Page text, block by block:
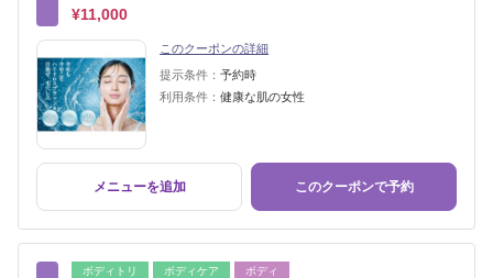
¥11,000
このクーポンの詳細
提示条件： 予約時
利用条件： 健康な肌の女性
メニューを追加 このクーポンで予約
ボディトリ ボディケア ボディ